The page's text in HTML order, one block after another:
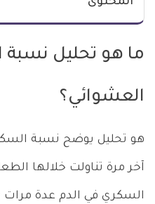
ما هو تحليل نسبة
العشوائي؟
هو تحليل يوضح نسبة
آخر مرة تناولت خلالها
السكري في الدم عدة مرات